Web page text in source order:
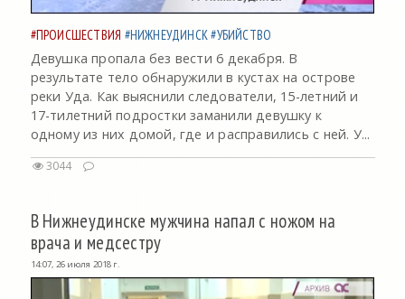
#ПРОИСШЕСТВИЯ #НИЖНЕУДИНСК #УБИЙСТВО
Девушка пропала без вести 6 декабря. В
результате тело обнаружили в кустах на острове
реки Уда. Как выяснили следователи, 15-летний и
17-тилетний подростки заманили девушку к
одному из них домой, где и расправились с ней. У...
3044
В Нижнеудинске мужчина напал с ножом на
врача и медсестру
14:07, 26 июля 2018 г.